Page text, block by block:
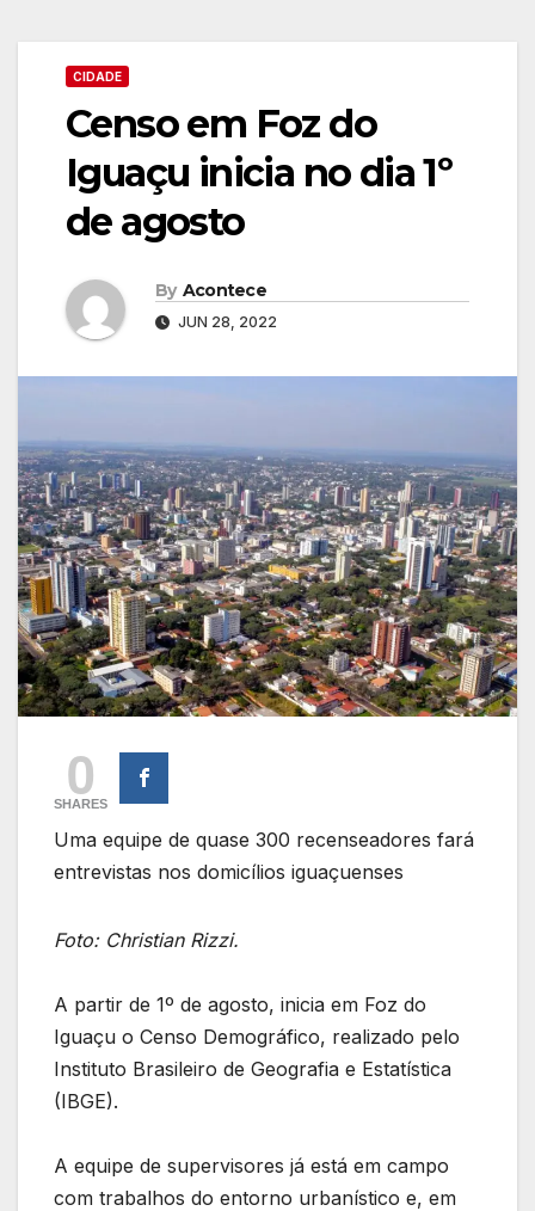
CIDADE
Censo em Foz do
Iguaçu inicia no dia 1º
de agosto
By Acontece
JUN 28, 2022
0
SHARES
Uma equipe de quase 300 recenseadores fará
entrevistas nos domicílios iguaçuenses
Foto: Christian Rizzi.
A partir de 1º de agosto, inicia em Foz do
Iguaçu o Censo Demográfico, realizado pelo
Instituto Brasileiro de Geografia e Estatística
(IBGE).
A equipe de supervisores já está em campo
com trabalhos do entorno urbanístico e, em